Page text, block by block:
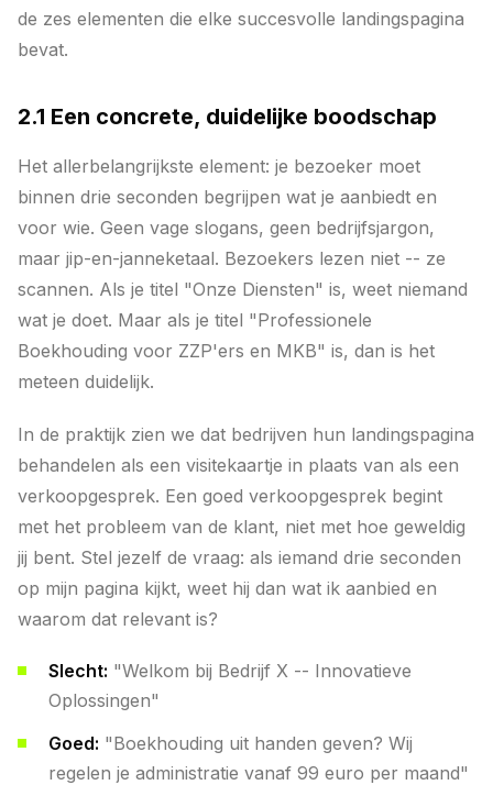
de zes elementen die elke succesvolle landingspagina
bevat.
2.1 Een concrete, duidelijke boodschap
Het allerbelangrijkste element: je bezoeker moet
binnen drie seconden begrijpen wat je aanbiedt en
voor wie. Geen vage slogans, geen bedrijfsjargon,
maar jip-en-janneketaal. Bezoekers lezen niet -- ze
scannen. Als je titel "Onze Diensten" is, weet niemand
wat je doet. Maar als je titel "Professionele
Boekhouding voor ZZP'ers en MKB" is, dan is het
meteen duidelijk.
In de praktijk zien we dat bedrijven hun landingspagina
behandelen als een visitekaartje in plaats van als een
verkoopgesprek. Een goed verkoopgesprek begint
met het probleem van de klant, niet met hoe geweldig
jij bent. Stel jezelf de vraag: als iemand drie seconden
op mijn pagina kijkt, weet hij dan wat ik aanbied en
waarom dat relevant is?
Slecht: "Welkom bij Bedrijf X -- Innovatieve
Oplossingen"
Goed: "Boekhouding uit handen geven? Wij
regelen je administratie vanaf 99 euro per maand"